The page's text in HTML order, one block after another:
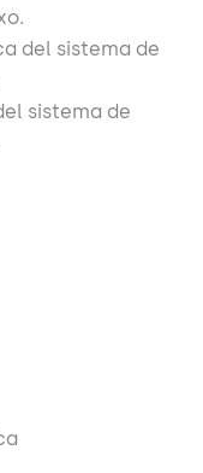
del sistema de
sistema de